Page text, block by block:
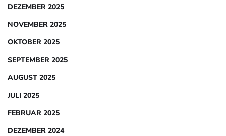
DEZEMBER 2025
NOVEMBER 2025
OKTOBER 2025
SEPTEMBER 2025
AUGUST 2025
JULI 2025
FEBRUAR 2025
DEZEMBER 2024